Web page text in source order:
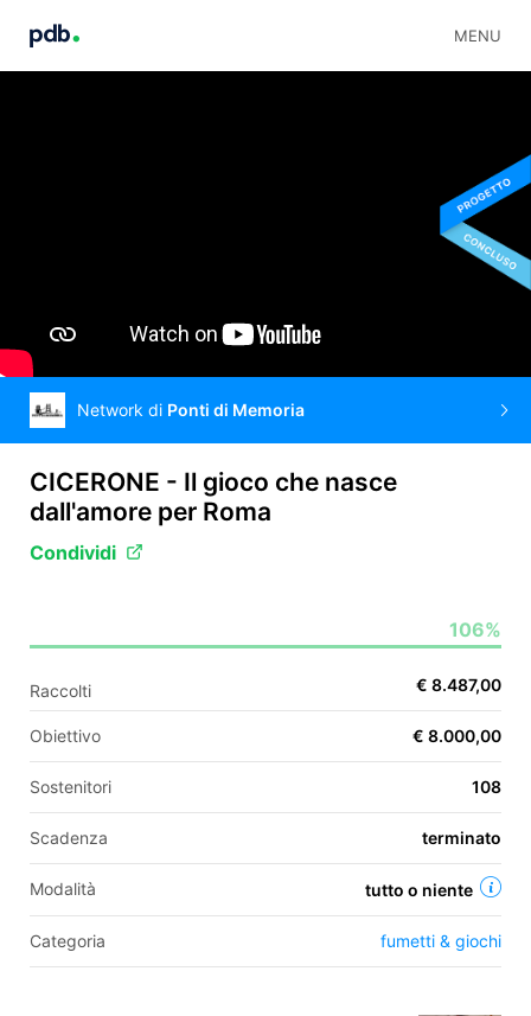
MENU
IT
ES
Network di Ponti di Memoria
CICERONE - Il gioco che nasce
dall'amore per Roma
Condividi
106%
Raccolti € 8.487,00
Obiettivo € 8.000,00
Sostenitori 108
Scadenza terminato
Modalità tutto o niente
Categoria fumetti & giochi